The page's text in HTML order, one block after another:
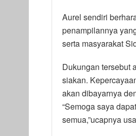
Aurel sendiri
penampilannya
serta masyarakat
Dukungan tersebut
siakan.
akan dibayarnya
“Semoga saya
semua,”ucapnya